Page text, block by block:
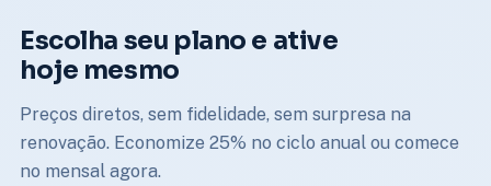
Escolha seu plano e ative
hoje mesmo
Preços diretos, sem fidelidade, sem surpresa na
renovação. Economize 25% no ciclo anual ou comece
no mensal agora.